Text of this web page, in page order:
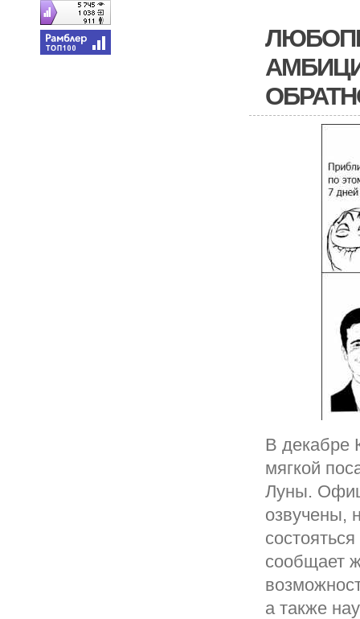
В декабре
мягкой
Луны.
озвучены,
сообщает
а также